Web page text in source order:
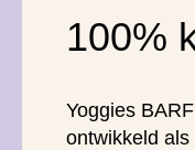
100%
Yoggies
ontwikkeld